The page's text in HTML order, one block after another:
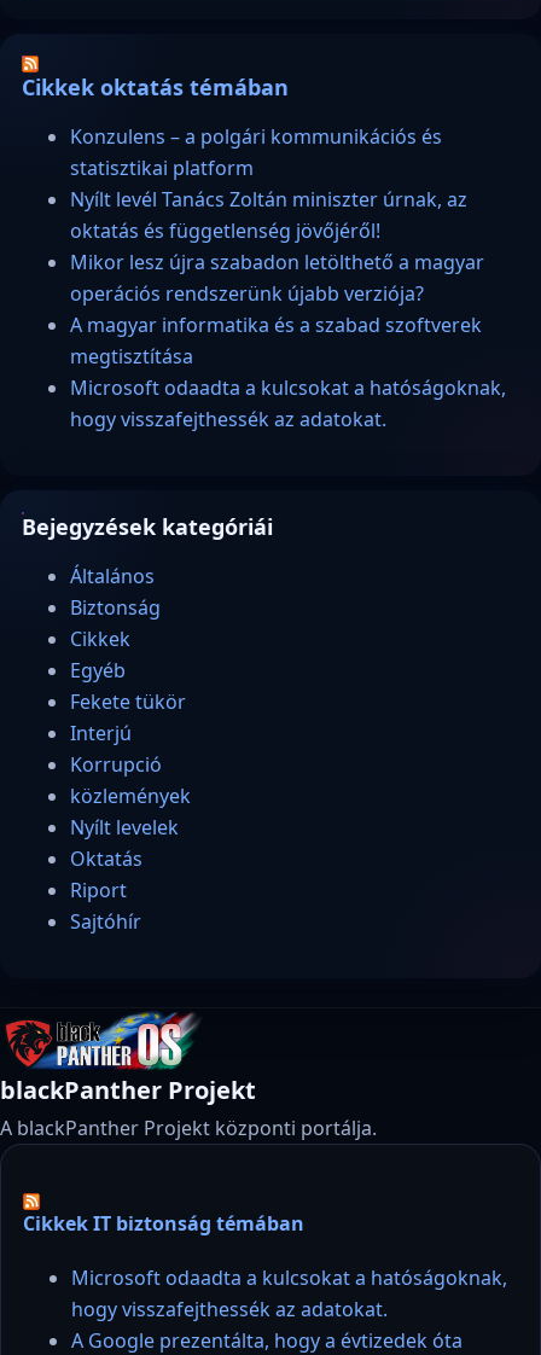
Cikkek oktatás témában
Konzulens – a polgári kommunikációs és
statisztikai platform
Nyílt levél Tanács Zoltán miniszter úrnak, az
oktatás és függetlenség jövőjéről!
Mikor lesz újra szabadon letölthető a magyar
operációs rendszerünk újabb verziója?
A magyar informatika és a szabad szoftverek
megtisztítása
Microsoft odaadta a kulcsokat a hatóságoknak,
hogy visszafejthessék az adatokat.
Bejegyzések kategóriái
Általános
Biztonság
Cikkek
Egyéb
Fekete tükör
Interjú
Korrupció
közlemények
Nyílt levelek
Oktatás
Riport
Sajtóhír
blackPanther Projekt
A blackPanther Projekt központi portálja.
Cikkek IT biztonság témában
Microsoft odaadta a kulcsokat a hatóságoknak,
hogy visszafejthessék az adatokat.
A Google prezentálta, hogy a évtizedek óta